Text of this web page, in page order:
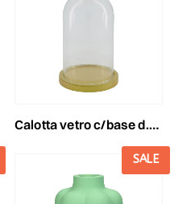
calotta vetro c/base d.14 h.21,5 cm trasparente
SALE